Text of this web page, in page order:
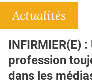
DOSSIERS
RÉSEAUX
E-REVUE SAD
THÉMA
Actualités
INFIRMIER(E)
profession
dans les